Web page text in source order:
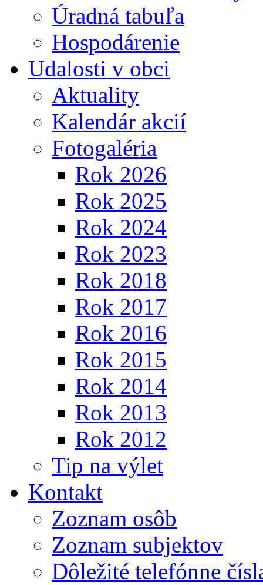
Úradná tabuľa
Hospodárenie
Udalosti v obci
Aktuality
Kalendár akcií
Fotogaléria
Rok 2026
Rok 2025
Rok 2024
Rok 2023
Rok 2018
Rok 2017
Rok 2016
Rok 2015
Rok 2014
Rok 2013
Rok 2012
Tip na výlet
Kontakt
Zoznam osôb
Zoznam subjektov
Dôležité telefónne